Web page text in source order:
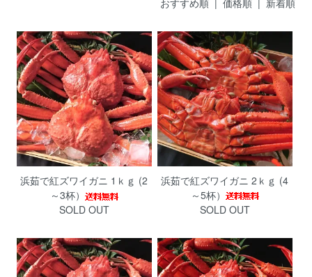
おすすめ順 | 価格順| 新着順
浜茹で紅ズワイガニ 1ｋｇ (2
～3杯）
SOLD OUT
浜茹で紅ズワイガニ 2ｋｇ (4
～5杯）
SOLD OUT